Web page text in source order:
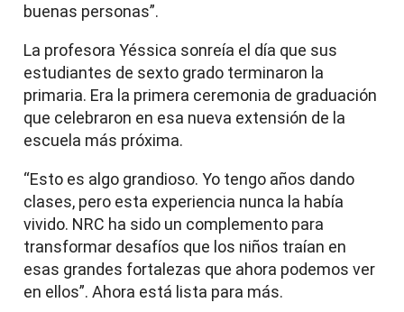
buenas personas”.
La profesora Yéssica sonreía el día que sus
estudiantes de sexto grado terminaron la
primaria. Era la primera ceremonia de graduación
que celebraron en esa nueva extensión de la
escuela más próxima.
“Esto es algo grandioso. Yo tengo años dando
clases, pero esta experiencia nunca la había
vivido. NRC ha sido un complemento para
transformar desafíos que los niños traían en
esas grandes fortalezas que ahora podemos ver
en ellos”. Ahora está lista para más.